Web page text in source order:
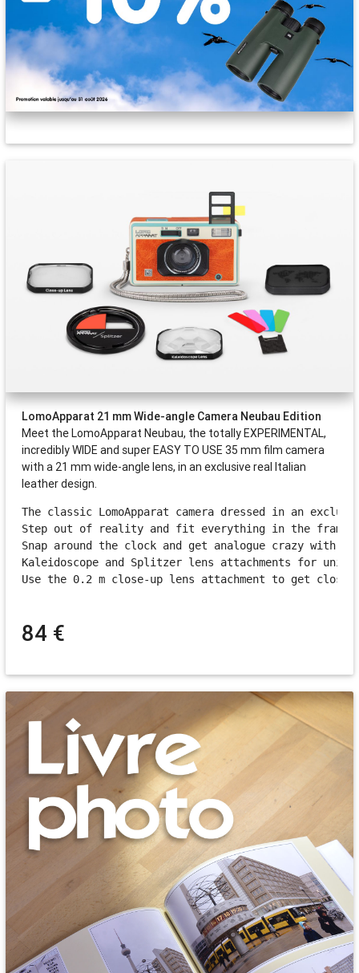
LomoApparat 21 mm Wide-angle Camera Neubau Edition
Meet the LomoApparat Neubau, the totally EXPERIMENTAL,
incredibly WIDE and super EASY TO USE 35 mm film camera
with a 21 mm wide-angle lens, in an exclusive real Italian
leather design.
The classic LomoApparat camera dressed in an
Step out of reality and fit everything in the frame
Snap around the clock and get analogue crazy
Kaleidoscope and Splitzer lens attachments for
Use the 0.2 m close-up lens attachment to get
84 €